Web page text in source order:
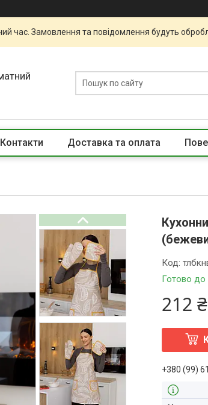
час. Замовлення та повідомлення будуть
Контакти Доставка та оплата
Готово до
Код:
212 ₴
+380 (99)